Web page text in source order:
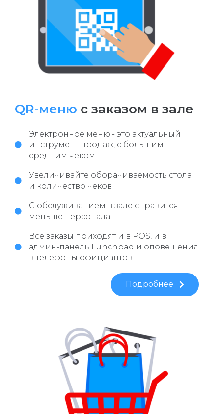
QR-меню с заказом в зале
Электронное меню - это актуальный
инструмент продаж, с большим
средним чеком
Увеличивайте оборачиваемость стола
и количество чеков
С обслуживанием в зале справится
меньше персонала
Все заказы приходят и в POS, и в
админ-панель Lunchpad и оповещения
в телефоны официантов
Подробнее